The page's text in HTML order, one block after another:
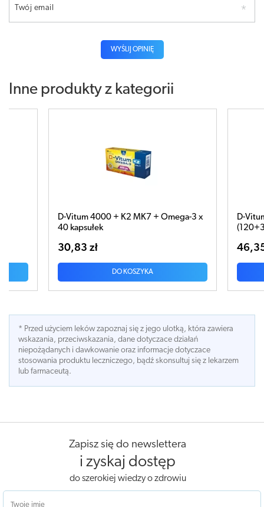
Twój email
WYŚLIJ OPINIĘ
Inne produkty z kategorii
+ K2 MK7 + Omega-3 x
D-Vitum forte 2000 j.m. x 150
* Przed użyciem leków zapoznaj się z jego ulotką, która zawiera
wskazania, przeciwskazania, dane dotyczace działań
niepożądanych i dawkowanie oraz informacje dotyczace
stosowania produktu leczniczego, bądź skonsultuj się z lekarzem
lub farmaceutą.
Zapisz się do newslettera
i zyskaj dostęp
do szerokiej wiedzy o zdrowiu